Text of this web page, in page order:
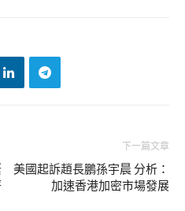
下一篇文章
美國起訴趙長鵬孫宇晨 分析：
加速香港加密市場發展